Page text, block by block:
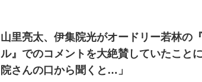
山里亮太、伊集院光がオードリー若林の
ル』でのコメントを大絶賛していたこと
院さんの口から聞くと…」